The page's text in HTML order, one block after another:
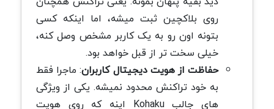
روی بلاکچین ثبت میشه، اما اینکه کسی
بتونه اون رو به یک کاربر مشخص وصل کنه،
خیلی سخت تر از قبل خواهد بود.
حفاظت از هویت دیجیتال کاربران: ماجرا فقط
به خود تراکنش محدود نمیشه. یکی از ویژگی
های جالب Kohaku اینه که روی هویت